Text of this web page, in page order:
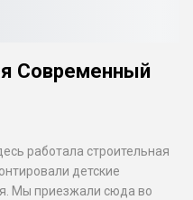
Современный
работала строительная
детские
Мы приезжали сюда во